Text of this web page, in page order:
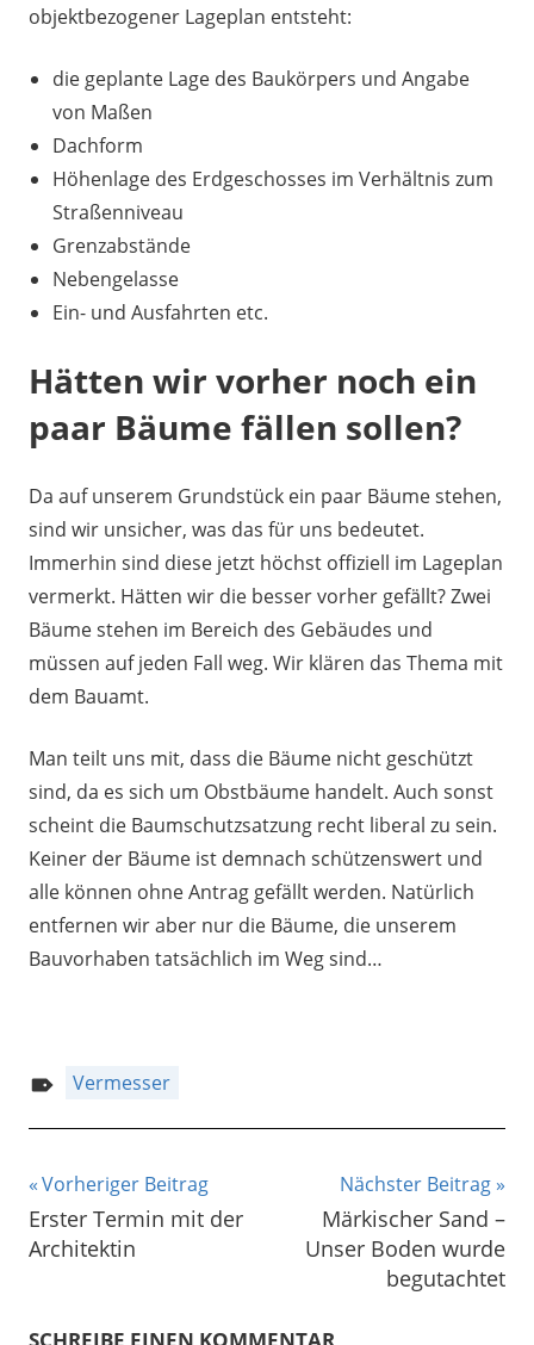
objektbezogener Lageplan entsteht:
die geplante Lage des Baukörpers und Angabe
von Maßen
Dachform
Höhenlage des Erdgeschosses im Verhältnis zum
Straßenniveau
Grenzabstände
Nebengelasse
Ein- und Ausfahrten etc.
Hätten wir vorher noch ein
paar Bäume fällen sollen?
Da auf unserem Grundstück ein paar Bäume stehen,
sind wir unsicher, was das für uns bedeutet.
Immerhin sind diese jetzt höchst offiziell im Lageplan
vermerkt. Hätten wir die besser vorher gefällt? Zwei
Bäume stehen im Bereich des Gebäudes und
müssen auf jeden Fall weg. Wir klären das Thema mit
dem Bauamt.
Man teilt uns mit, dass die Bäume nicht geschützt
sind, da es sich um Obstbäume handelt. Auch sonst
scheint die Baumschutzsatzung recht liberal zu sein.
Keiner der Bäume ist demnach schützenswert und
alle können ohne Antrag gefällt werden. Natürlich
entfernen wir aber nur die Bäume, die unserem
Bauvorhaben tatsächlich im Weg sind…
Vermesser
Beitragsnavigation
Vorheriger Beitrag
Erster Termin mit der
Architektin
Nächster Beitrag
Märkischer Sand –
Unser Boden wurde
begutachtet